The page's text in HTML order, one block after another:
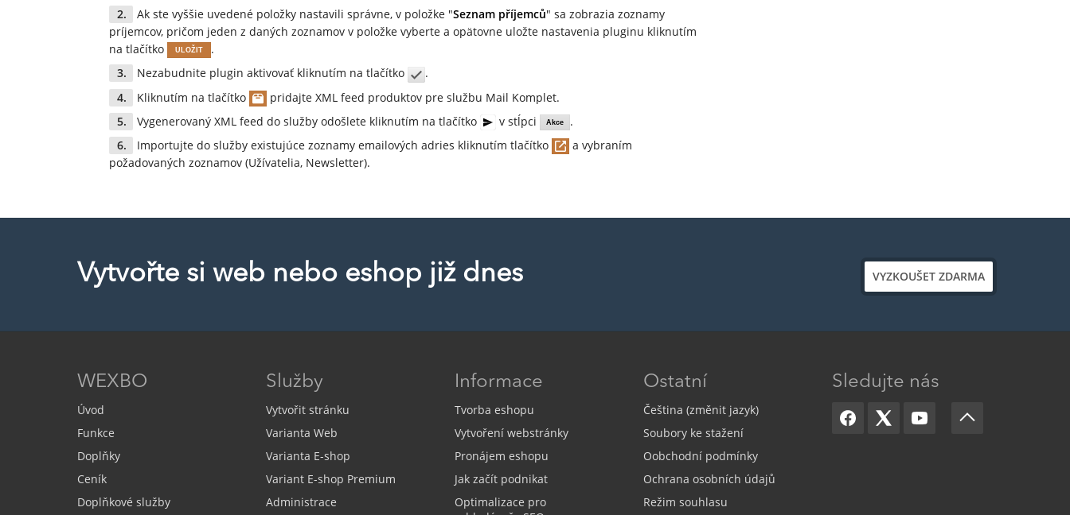
Ak ste vyššie uvedené položky nastavili správne, v položke "Seznam příjemců" sa zobrazia zoznamy
príjemcov, pričom jeden z daných zoznamov v položke vyberte a opätovne uložte nastavenia pluginu kliknutím
na tlačítko
ULOŽIT
.
Nezabudnite plugin aktivovať kliknutím na tlačítko
.
Kliknutím na tlačítko
pridajte XML feed produktov pre službu Mail Komplet.
Vygenerovaný XML feed do služby odošlete kliknutím na tlačítko
v stĺpci Akce
.
Importujte do služby existujúce zoznamy emailových adries kliknutím tlačítko
a vybraním
požadovaných zoznamov (Užívatelia, Newsletter).
Vytvořte si web nebo eshop již dnes VYZKOUŠET ZDARMA
WEXBO
Úvod
Funkce
Doplňky
Ceník
Doplňkové služby
Služby
Vytvořit stránku
Varianta Web
Varianta E-shop
Variant E-shop Premium
Administrace
Informace
Tvorba eshopu
Vytvoření webstránky
Pronájem eshopu
Jak začít podnikat
Optimalizace pro
Ostatní
Čeština (změnit jazyk)
Soubory ke stažení
Oobchodní podmínky
Ochrana osobních údajů
Režim souhlasu
Sledujte nás